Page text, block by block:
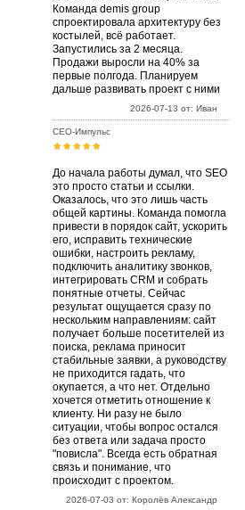
Команда demis group
спроектировала архитектуру без
костылей, всё работает.
Запустились за 2 месяца.
Продажи выросли на 40% за
первые полгода. Планируем
дальше развивать проект с ними
2026-07-13 от: Иван
СЕО-Импульс
До начала работы думал, что SEO
это просто статьи и ссылки.
Оказалось, что это лишь часть
общей картины. Команда помогла
привести в порядок сайт, ускорить
его, исправить технические
ошибки, настроить рекламу,
подключить аналитику звонков,
интегрировать CRM и собрать
понятные отчеты. Сейчас
результат ощущается сразу по
нескольким направлениям: сайт
получает больше посетителей из
поиска, реклама приносит
стабильные заявки, а руководству
не приходится гадать, что
окупается, а что нет. Отдельно
хочется отметить отношение к
клиенту. Ни разу не было
ситуации, чтобы вопрос остался
без ответа или задача просто
"повисла". Всегда есть обратная
связь и понимание, что
происходит с проектом.
2026-07-03 от: Королёв Александр